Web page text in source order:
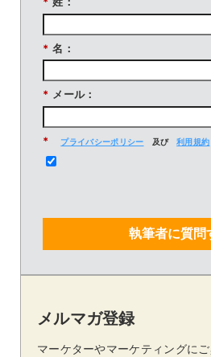
* 名：
* メール：
* プライバシーポリシー 及び 利用規約
執筆者に質問
メルマガ登録
マーケターやマーケティングに